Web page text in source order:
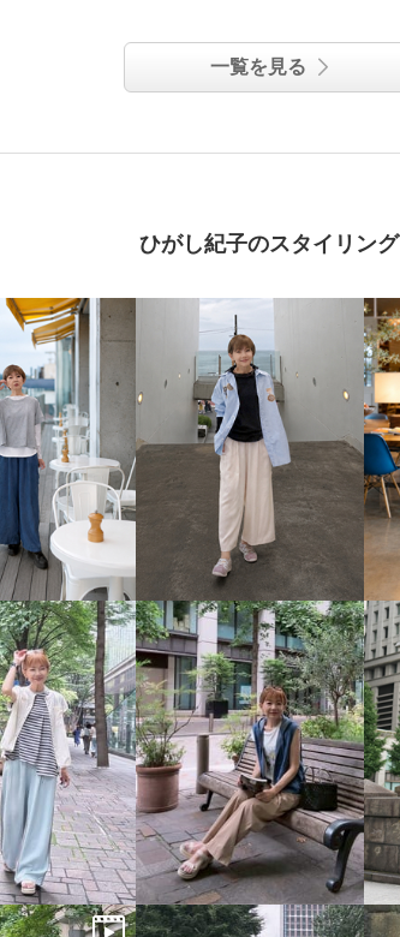
一覧を見る
ひがし紀子のスタイリング